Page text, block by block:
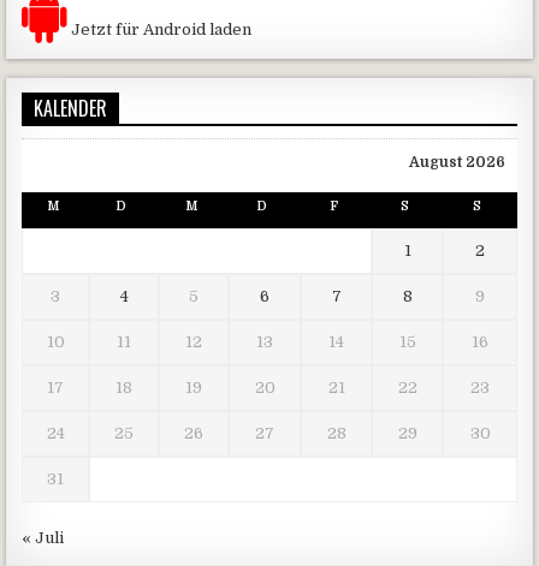
Jetzt für Android laden
KALENDER
August 2026
M D M D F S S
1 2
3 4 5 6 7 8 9
10 11 12 13 14 15 16
17 18 19 20 21 22 23
24 25 26 27 28 29 30
31
« Juli